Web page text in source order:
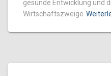
gesunde Entwicklung und
Wirtschaftszweige